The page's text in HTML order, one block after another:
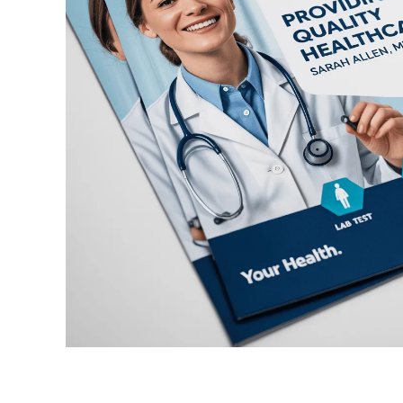
Magneter
Vinyl-Banderoll